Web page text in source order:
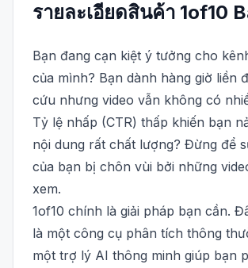
รายละเอียดสินค้า 1of10
Bạn đang cạn kiệt ý tưởng cho
của mình? Bạn dành hàng giờ liền
cứu nhưng video vẫn không có
Tỷ lệ nhấp (CTR) thấp khiến bạn
nội dung rất chất lượng? Đừng để
của bạn bị chôn vùi bởi những
xem.
1of10 chính là giải pháp bạn cần.
là một công cụ phân tích thông
một trợ lý AI thông minh giúp bạn